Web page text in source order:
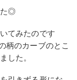
た◎
てみたのです
柄のカーブのとこ
した。